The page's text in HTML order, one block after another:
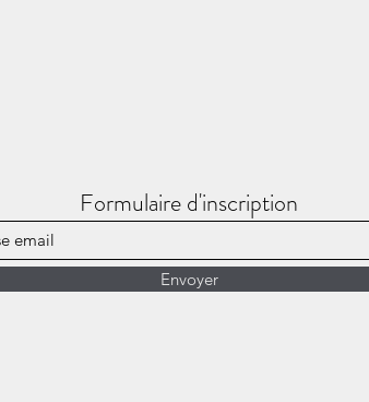
Formulaire d'inscription
Envoyer